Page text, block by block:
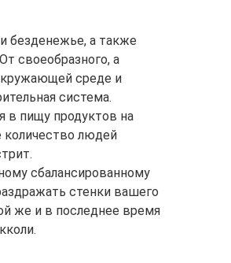
безденежье, а также
своеобразного, а
среде и
система.
в пищу продуктов на
людей
сбалансированному
стенки вашего
же и в последнее время